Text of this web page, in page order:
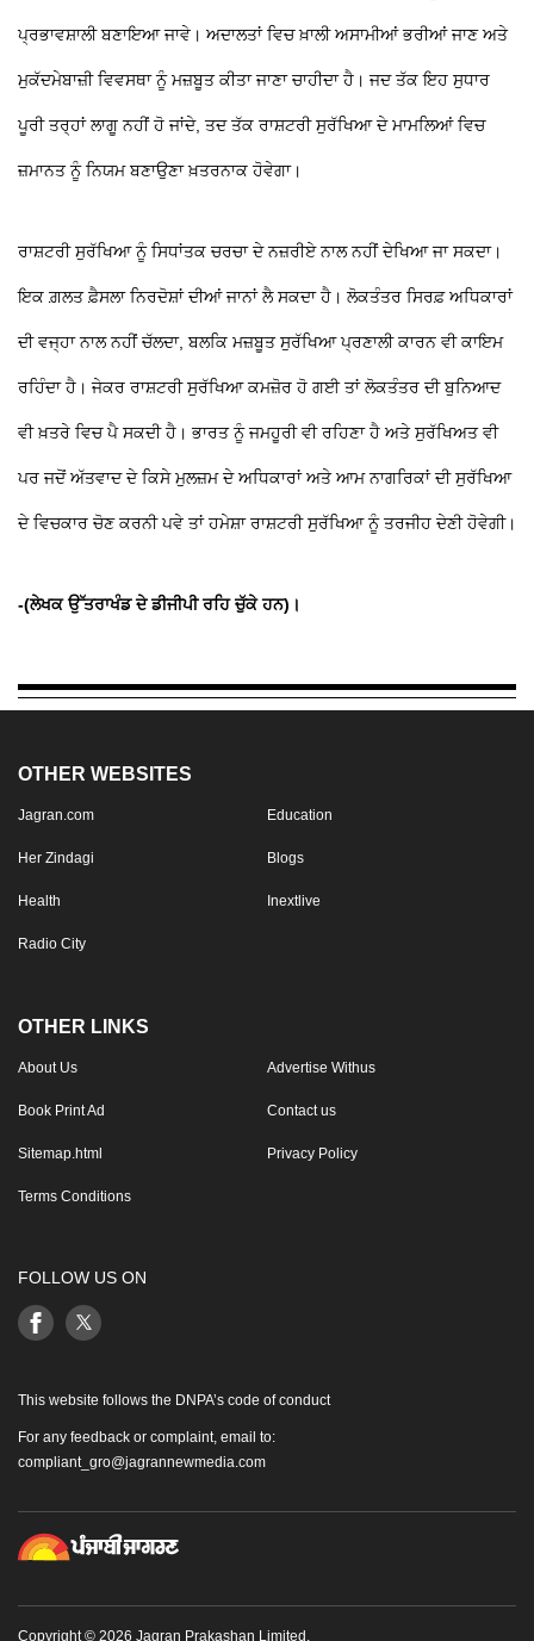
ਪ੍ਰਭਾਵਸ਼ਾਲੀ ਬਣਾਇਆ ਜਾਵੇ। ਅਦਾਲਤਾਂ ਵਿਚ ਖ਼ਾਲੀ ਅਸਾਮੀਆਂ ਭਰੀਆਂ ਜਾਣ ਅਤੇ
ਮੁਕੱਦਮੇਬਾਜ਼ੀ ਵਿਵਸਥਾ ਨੂੰ ਮਜ਼ਬੂਤ ਕੀਤਾ ਜਾਣਾ ਚਾਹੀਦਾ ਹੈ। ਜਦ ਤੱਕ ਇਹ ਸੁਧਾਰ
ਪੂਰੀ ਤਰ੍ਹਾਂ ਲਾਗੂ ਨਹੀਂ ਹੋ ਜਾਂਦੇ, ਤਦ ਤੱਕ ਰਾਸ਼ਟਰੀ ਸੁਰੱਖਿਆ ਦੇ ਮਾਮਲਿਆਂ ਵਿਚ
ਜ਼ਮਾਨਤ ਨੂੰ ਨਿਯਮ ਬਣਾਉਣਾ ਖ਼ਤਰਨਾਕ ਹੋਵੇਗਾ।
ਰਾਸ਼ਟਰੀ ਸੁਰੱਖਿਆ ਨੂੰ ਸਿਧਾਂਤਕ ਚਰਚਾ ਦੇ ਨਜ਼ਰੀਏ ਨਾਲ ਨਹੀਂ ਦੇਖਿਆ ਜਾ ਸਕਦਾ।
ਇਕ ਗ਼ਲਤ ਫ਼ੈਸਲਾ ਨਿਰਦੋਸ਼ਾਂ ਦੀਆਂ ਜਾਨਾਂ ਲੈ ਸਕਦਾ ਹੈ। ਲੋਕਤੰਤਰ ਸਿਰਫ਼ ਅਧਿਕਾਰਾਂ
ਦੀ ਵਜ੍ਹਾ ਨਾਲ ਨਹੀਂ ਚੱਲਦਾ, ਬਲਕਿ ਮਜ਼ਬੂਤ ਸੁਰੱਖਿਆ ਪ੍ਰਣਾਲੀ ਕਾਰਨ ਵੀ ਕਾਇਮ
ਰਹਿੰਦਾ ਹੈ। ਜੇਕਰ ਰਾਸ਼ਟਰੀ ਸੁਰੱਖਿਆ ਕਮਜ਼ੋਰ ਹੋ ਗਈ ਤਾਂ ਲੋਕਤੰਤਰ ਦੀ ਬੁਨਿਆਦ
ਵੀ ਖ਼ਤਰੇ ਵਿਚ ਪੈ ਸਕਦੀ ਹੈ। ਭਾਰਤ ਨੂੰ ਜਮਹੂਰੀ ਵੀ ਰਹਿਣਾ ਹੈ ਅਤੇ ਸੁਰੱਖਿਅਤ ਵੀ
ਪਰ ਜਦੋਂ ਅੱਤਵਾਦ ਦੇ ਕਿਸੇ ਮੁਲਜ਼ਮ ਦੇ ਅਧਿਕਾਰਾਂ ਅਤੇ ਆਮ ਨਾਗਰਿਕਾਂ ਦੀ ਸੁਰੱਖਿਆ
ਦੇ ਵਿਚਕਾਰ ਚੋਣ ਕਰਨੀ ਪਵੇ ਤਾਂ ਹਮੇਸ਼ਾ ਰਾਸ਼ਟਰੀ ਸੁਰੱਖਿਆ ਨੂੰ ਤਰਜੀਹ ਦੇਣੀ ਹੋਵੇਗੀ।
-(ਲੇਖਕ ਉੱਤਰਾਖੰਡ ਦੇ ਡੀਜੀਪੀ ਰਹਿ ਚੁੱਕੇ ਹਨ)।
OTHER WEBSITES
Jagran.com Education
Her Zindagi Blogs
Health Inextlive
Radio City
OTHER LINKS
About Us Advertise Withus
Book Print Ad Contact us
Sitemap.html Privacy Policy
Terms Conditions
FOLLOW US ON
This website follows the DNPA’s code of conduct
For any feedback or complaint, email to:
compliant_gro@jagrannewmedia.com
Copyright © 2026 Jagran Prakashan Limited.